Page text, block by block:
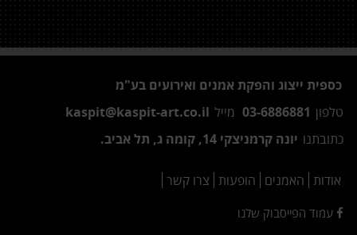
כספית ייצוג והפקת אמנים ואירועים בע"מ
טלפון 03-6886881 מייל kaspit@kaspit-art.co.il
כתובתנו יונה קרמניצקי 14, קומה ג, תל אביב.
אודות האמנים הופעות צרו קשר
עמוד הפייסבוק שלנו